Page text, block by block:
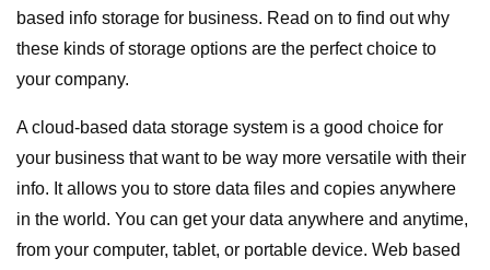
based info storage for business. Read on to find out why
these kinds of storage options are the perfect choice to
your company.
A cloud-based data storage system is a good choice for
your business that want to be way more versatile with their
info. It allows you to store data files and copies anywhere
in the world. You can get your data anywhere and anytime,
from your computer, tablet, or portable device. Web based